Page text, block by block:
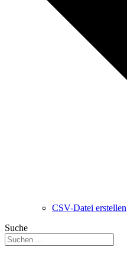
CSV-Datei erstellen
Suche